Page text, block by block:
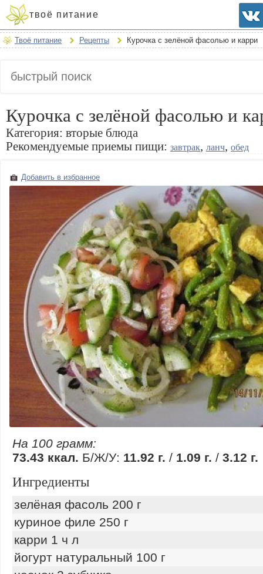
твоё питание
Твоё питание Рецепты Курочка с зелёной фасолью и карри
Курочка с зелёной фасолью и
Категория: вторые блюда
Рекомендуемые приемы пищи: завтрак, ланч, обед
Добавить в избранное
На 100 грамм:
73.43 ккал. Б/Ж/У: 11.92 г. / 1.09 г. / 3.12 г.
Ингредиенты
зелёная фасоль 200 г
куриное филе 250 г
карри 1 ч л
йогурт натуральный 100 г